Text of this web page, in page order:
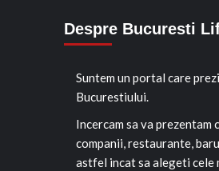
Despre Bucuresti
Suntem un portal care
Bucurestiului.
Incercam sa va prezentam
companii, restaurante,
astfel incat sa alegeti cele